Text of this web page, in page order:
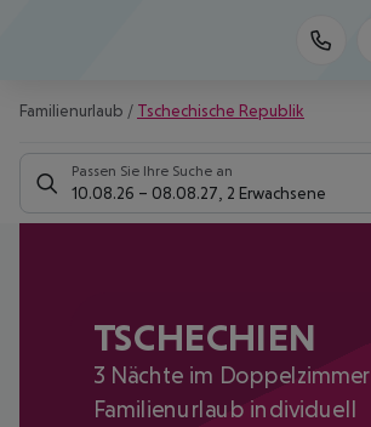
Familienurlaub / Tschechische Republik
Passen Sie Ihre Suche an
10.08.26 – 08.08.27 2 Erwachsene
TSCHECHIEN
3 Nächte im Doppelzimmer
Familienurlaub individuell